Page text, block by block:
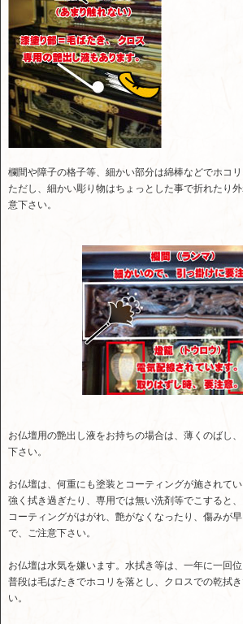
欄間や障子の格子等、細かい部分は綿棒などでホコリ
ただし、細かい彫り物はちょっとした事で折れたり
意下さい。
お仏壇用の艶出し液をお持ちの場合は、薄くのばし
下さい。
お仏壇は、何重にも塗装とコーティングが施されてい
強く拭き過ぎたり、専用では無い洗剤等でこすると、
コーティングがはがれ、艶がなくなったり、傷みが
で、ご注意下さい。
お仏壇は水気を嫌います。水拭き等は、一年に一回位
普段は毛ばたきでホコリを落とし、クロスでの乾拭
い。